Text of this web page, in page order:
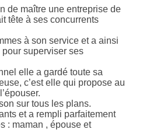
de maître une entreprise de
tête à ses concurrents
à son service et a ainsi
superviser ses
elle a gardé toute sa
c’est elle qui propose au
sur tous les plans.
et a rempli parfaitement
: maman , épouse et